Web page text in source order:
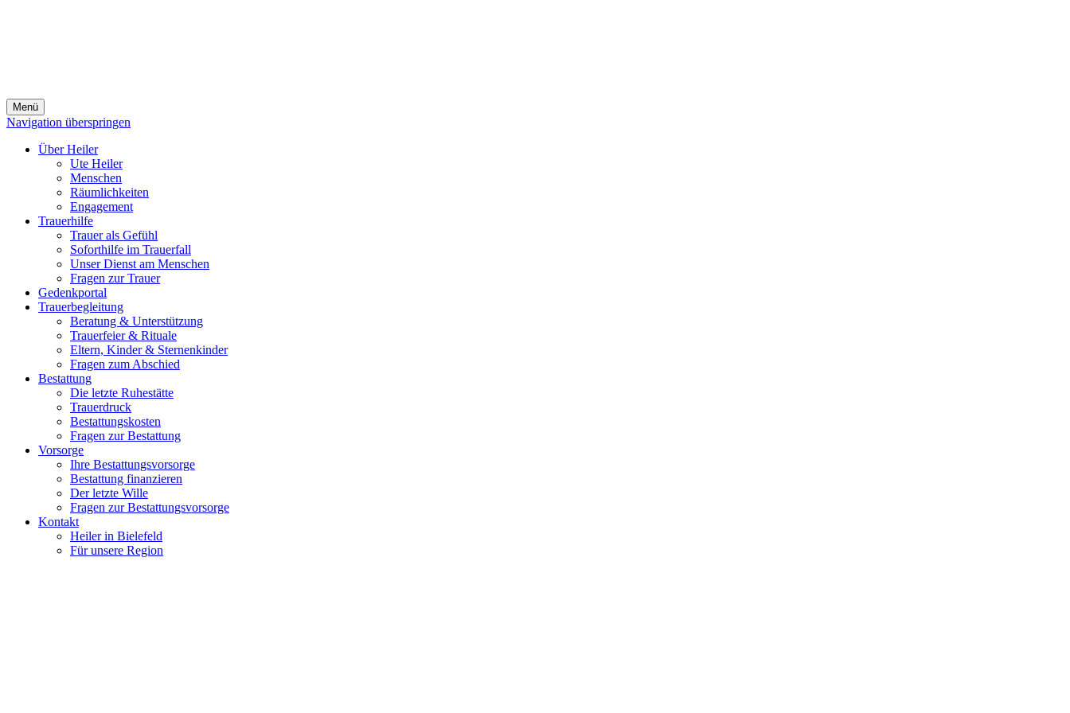
Menschen
Räumlichkeiten
Engagement
Trauerhilfe
Trauer als Gefühl
Soforthilfe im Trauerfall
Unser Dienst am Menschen
Fragen zur Trauer
Gedenkportal
Trauerbegleitung
Beratung & Unterstützung
Trauerfeier & Rituale
Eltern, Kinder & Sternenkinder
Fragen zum Abschied
Bestattung
Die letzte Ruhestätte
Trauerdruck
Bestattungskosten
Fragen zur Bestattung
Vorsorge
Ihre Bestattungsvorsorge
Bestattung finanzieren
Der letzte Wille
Fragen zur Bestattungsvorsorge
Kontakt
Heiler in Bielefeld
Für unsere Region